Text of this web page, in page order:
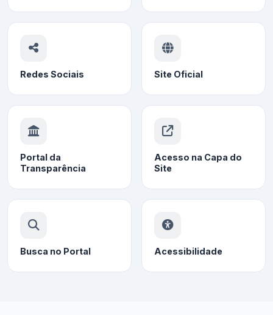
Redes Sociais Site Oficial
Portal da
Transparência
Acesso na Capa do
Site
Busca no Portal Acessibilidade